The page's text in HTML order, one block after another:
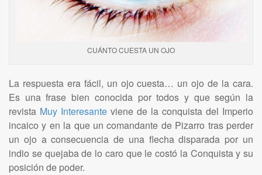
CUÁNTO CUESTA UN OJO
La respuesta era fácil, un ojo cuesta… un ojo de la cara.
Es una frase bien conocida por todos y que según la
revista Muy Interesante viene de la conquista del Imperio
incaico y en la que un comandante de Pizarro tras perder
un ojo a consecuencia de una flecha disparada por un
indio se quejaba de lo caro que le costó la Conquista y su
posición de poder.